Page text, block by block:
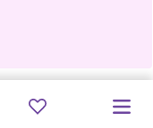
pentru a debloca
nostru minunat!
DRESS
UP
MIREASA
FASHIONISTE